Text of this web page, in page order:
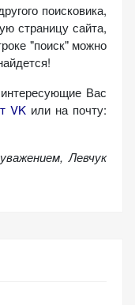
поисковика,
страницу сайта,
"поиск" можно
Вас
VKили на почту:
Левчук